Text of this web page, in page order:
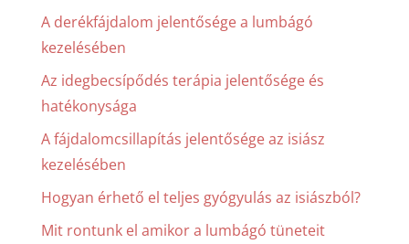
A derékfájdalom jelentősége a lumbágó
kezelésében
Az idegbecsípődés terápia jelentősége és
hatékonysága
A fájdalomcsillapítás jelentősége az isiász
kezelésében
Hogyan érhető el teljes gyógyulás az isiászból?
Mit rontunk el amikor a lumbágó tüneteit